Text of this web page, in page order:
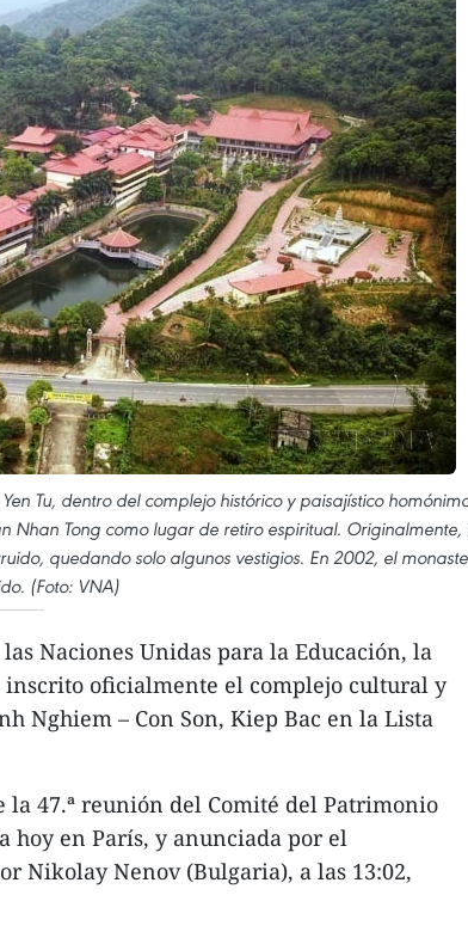
Tu, dentro del complejo histórico y paisajístico
Tong como lugar de retiro espiritual. Originalmente,
quedando solo algunos vestigios. En 2002, el
(Foto: VNA)
Naciones Unidas para la Educación, la
inscrito oficialmente el complejo cultural y
Nghiem – Con Son, Kiep Bac en la Lista
47.ª reunión del Comité del Patrimonio
hoy en París, y anunciada por el
Nikolay Nenov (Bulgaria), a las 13:02,